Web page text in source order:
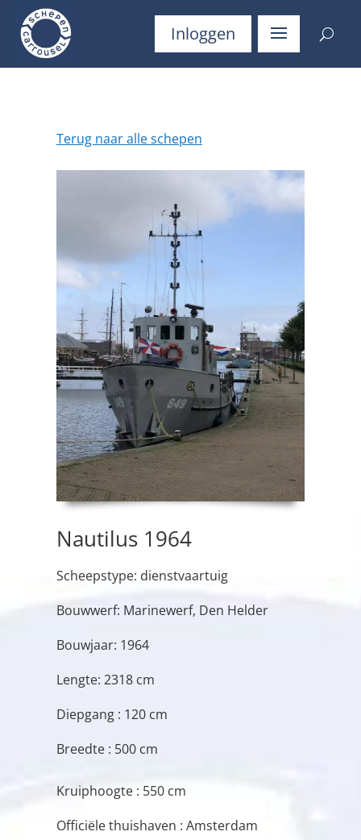
Inloggen
Terug naar alle schepen
Nautilus 1964
Scheepstype: dienstvaartuig
Bouwwerf: Marinewerf, Den Helder
Bouwjaar: 1964
Lengte: 2318 cm
Diepgang : 120 cm
Breedte : 500 cm
Kruiphoogte : 550 cm
Officiële thuishaven : Amsterdam